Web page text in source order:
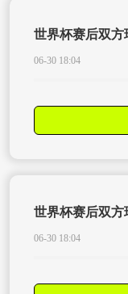
世界杯赛后双
06-30 18:04
世界杯赛后双
06-30 18:04